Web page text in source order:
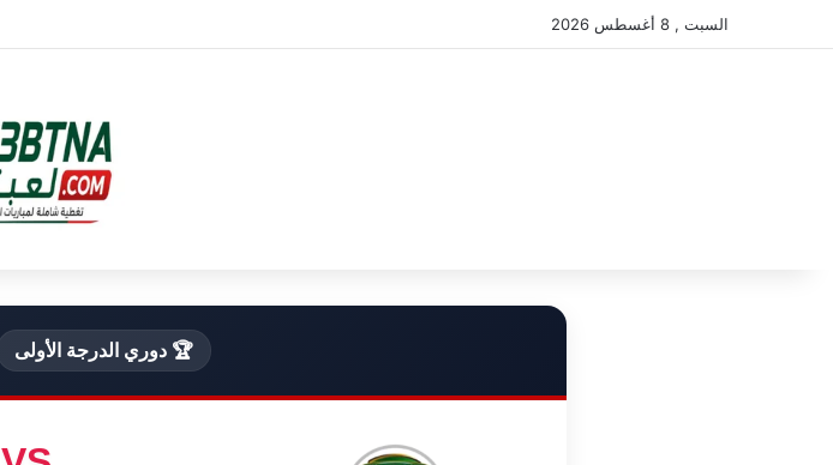
السبت , 8 أغسطس 2026
🏆 دوري الدرجة الأولى